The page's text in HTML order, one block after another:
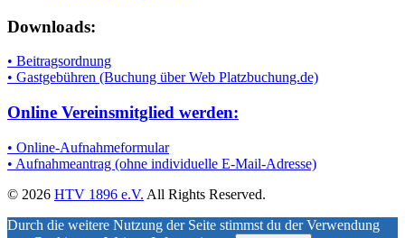
Downloads:
• Beitragsordnung
• Gastgebühren (Buchung über Web Platzbuchung.de)
Online Vereinsmitglied werden:
• Online-Aufnahmeformular
• Aufnahmeantrag (ohne individuelle E-Mail-Adresse)
© 2026 HTV 1896 e.V. All Rights Reserved.
Durch die weitere Nutzung der Seite stimmst du der Verwendung